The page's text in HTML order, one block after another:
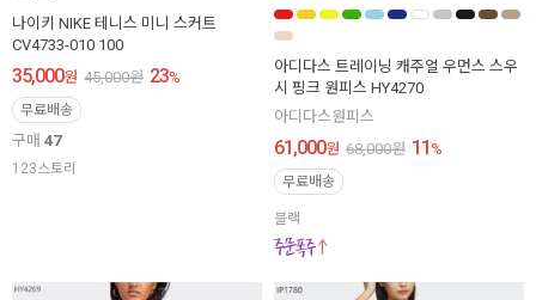
나이키 NIKE 테니스 미니 스커트
CV4733-010 100
35,000원 45,000원 23%
무료배송
구매 47
123스토리
아디다스 트레이닝 캐주얼 우먼스 스우
시 핑크 원피스 HY4270
아디다스원피스
61,000원 68,000원 11 %
무료배송
블랙